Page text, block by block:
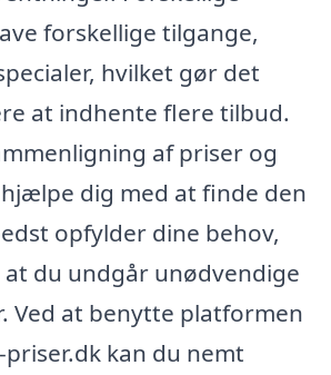
forskellige tilgange,
hvilket gør det
at indhente flere tilbud.
af priser og
dig med at finde den
opfylder dine behov,
du undgår unødvendige
Ved at benytte platformen
kan du nemt